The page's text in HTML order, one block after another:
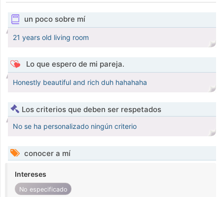
un poco sobre mí
21 years old living room
Lo que espero de mi pareja.
Honestly beautiful and rich duh hahahaha
Los criterios que deben ser respetados
No se ha personalizado ningún criterio
conocer a mí
Intereses
No especificado